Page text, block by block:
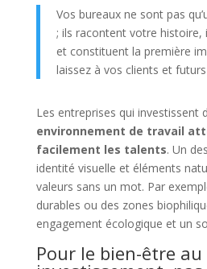
Vos bureaux ne sont pas
; ils racontent votre histoire,
et constituent la première
laissez à vos clients et
Les entreprises qui investissent
environnement de travail
facilement les talents. Un
identité visuelle et éléments
valeurs sans un mot. Par
durables ou des zones
engagement écologique et un
Pour le bien-être